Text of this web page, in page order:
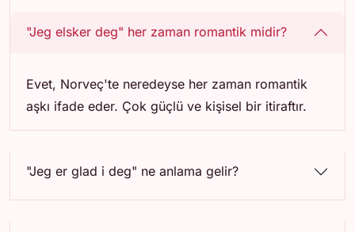
"Jeg elsker deg" her zaman romantik midir?
Evet, Norveç'te neredeyse her zaman romantik
aşkı ifade eder. Çok güçlü ve kişisel bir itiraftır.
"Jeg er glad i deg" ne anlama gelir?